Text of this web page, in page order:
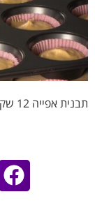
תבנית אפייה 12 שקעים